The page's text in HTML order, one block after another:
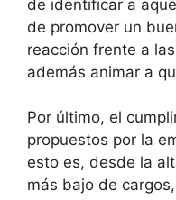
de identificar a
de promover un
reacción frente a
además animar a
Por último, el
propuestos por la
esto es, desde la
más bajo de